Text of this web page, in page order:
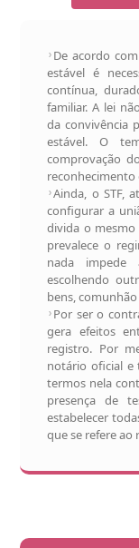
De acordo
estável é
contínua,
familiar. A lei
da convivência
estável. O
comprovação
Ainda, o STF,
configurar a
divida o
prevalece o
nada impede
escolhendo
bens,
Por ser o
gera efeitos
registro. Por
notário oficial e
termos nela
presença de
estabelecer
que se refere ao